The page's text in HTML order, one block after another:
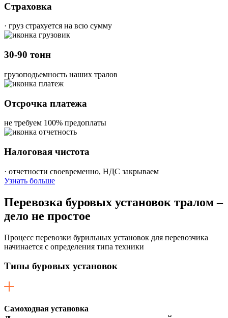
Страховка
· груз страхуется на всю сумму
30-90 тонн
грузоподьемность наших тралов
Отсрочка платежа
не требуем 100% предоплаты
Налоговая чистота
· отчетности своевременно, НДС закрываем
Узнать больше
Перевозка буровых установок тралом –
дело не простое
Процесс перевозки бурильных установок для перевозчика
начинается с определения типа техники
Типы буровых установок
Самоходная установка